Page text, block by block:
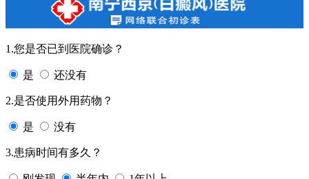
1.您是否已到医院确诊？
是 还没有
2.是否使用外用药物？
是 没有
3.患病时间有多久？